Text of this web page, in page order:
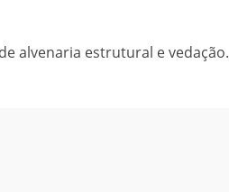
alvenaria estrutural e vedação.